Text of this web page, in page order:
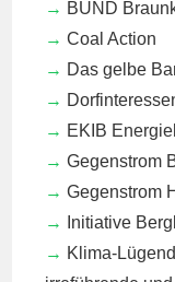
BUND
Coal Action
Das gelbe
EKIB
Gegenstrom
Gegenstrom
Initiative
Klima-